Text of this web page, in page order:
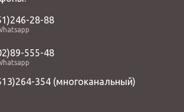
28-88
555-48
354(многоканальный)